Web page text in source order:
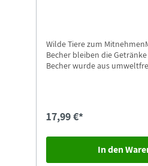
Wilde Tiere zum
Becher bleiben die
Becher wurde aus
17,99 €*
In den